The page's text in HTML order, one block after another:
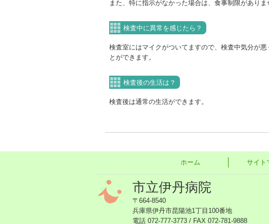
また、特に指示がなかった場合は、食事制限があり
検査中に異常を感じたら？
検査室にはマイクがついてますので、検査中気分が
とができます。
検査後の生活は？
検査後は通常の生活ができます。
ホーム サイト
市立伊丹病院
〒664-8540
兵庫県伊丹市昆陽池1丁目100番地
電話 072-777-3773 / FAX 072-781-9888